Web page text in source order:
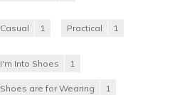
Casual 1 Practical 1
I'm Into Shoes 1
Shoes are for Wearing 1